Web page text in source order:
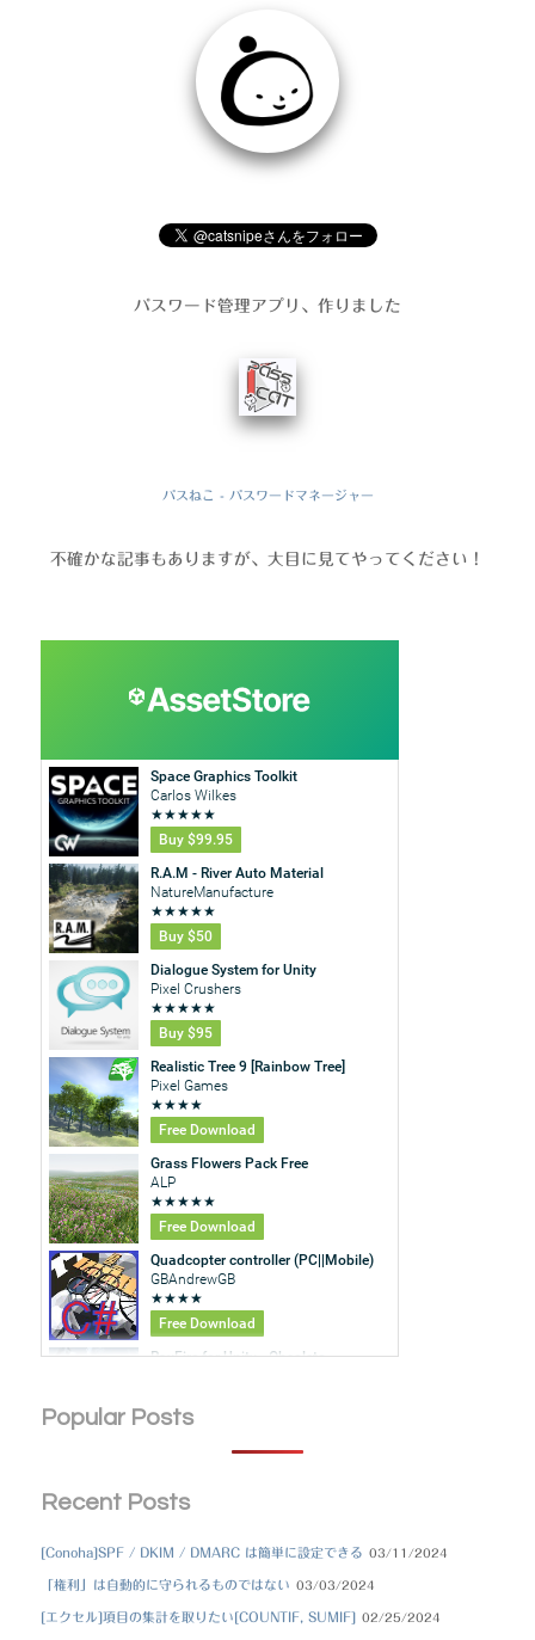
パスワード管理アプリ、作りました
パスねこ - パスワードマネージャー
不確かな記事もありますが、大目に見てやってください！
Popular Posts
Recent Posts
[Conoha]SPF / DKIM / DMARC は簡単に設定できる 03/11/2024
「権利」は自動的に守られるものではない 03/03/2024
[エクセル]項目の集計を取りたい[COUNTIF, SUMIF] 02/25/2024